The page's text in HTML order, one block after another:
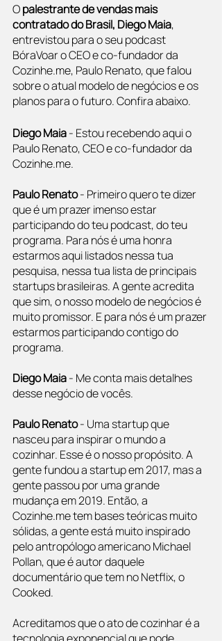
O palestrante de vendas mais
contratado do Brasil, Diego Maia,
entrevistou para o seu podcast
BóraVoar o CEO e co-fundador da
Cozinhe.me, Paulo Renato, que falou
sobre o atual modelo de negócios e os
planos para o futuro. Confira abaixo.
Diego Maia - Estou recebendo aqui o
Paulo Renato, CEO e co-fundador da
Cozinhe.me.
Paulo Renato - Primeiro quero te dizer
que é um prazer imenso estar
participando do teu podcast, do teu
programa. Para nós é uma honra
estarmos aqui listados nessa tua
pesquisa, nessa tua lista de principais
startups brasileiras. A gente acredita
que sim, o nosso modelo de negócios é
muito promissor. E para nós é um prazer
estarmos participando contigo do
programa.
Diego Maia - Me conta mais detalhes
desse negócio de vocês.
Paulo Renato - Uma startup que
nasceu para inspirar o mundo a
cozinhar. Esse é o nosso propósito. A
gente fundou a startup em 2017, mas a
gente passou por uma grande
mudança em 2019. Então, a
Cozinhe.me tem bases teóricas muito
sólidas, a gente está muito inspirado
pelo antropólogo americano Michael
Pollan, que é autor daquele
documentário que tem no Netflix, o
Cooked.
Acreditamos que o ato de cozinhar é a